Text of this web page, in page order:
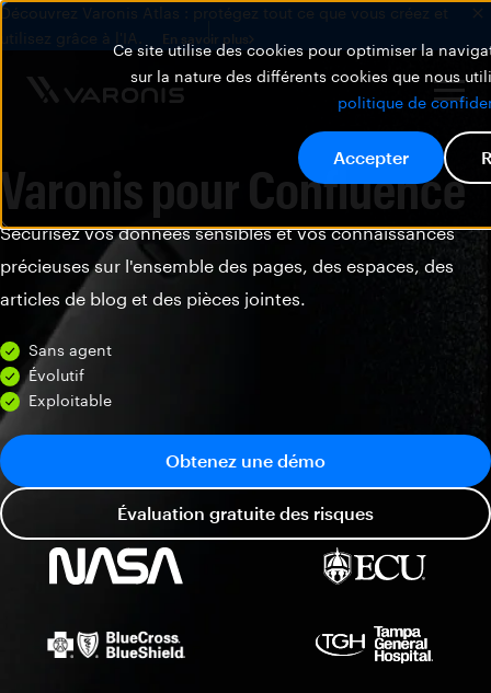
Ce site utilise des cookies pour optimiser la
sur la nature des différents cookies que nous
politique de
Accepter
Découvrez Varonis Atlas : protégez tout ce que vous créez et
utilisez grâce à l'IA.
En savoir plus
Varonis pour Confluence
Sécurisez vos données sensibles et vos connaissances
précieuses sur l'ensemble des pages, des espaces, des
articles de blog et des pièces jointes.
Sans agent
Évolutif
Exploitable
Obtenez une démo
Évaluation gratuite des risques